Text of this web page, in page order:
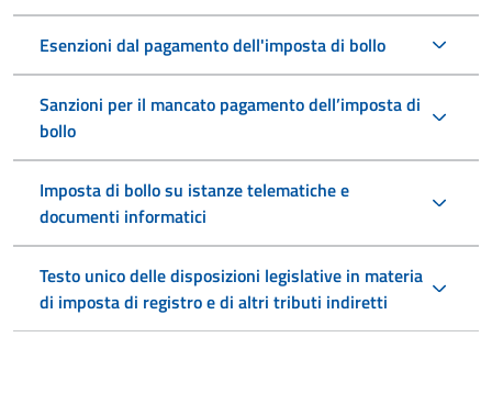
Esenzioni dal pagamento dell'imposta di bollo
Sanzioni per il mancato pagamento dell’imposta di
bollo
Imposta di bollo su istanze telematiche e
documenti informatici
Testo unico delle disposizioni legislative in materia
di imposta di registro e di altri tributi indiretti